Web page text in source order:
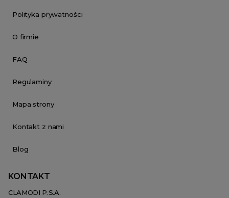
Polityka prywatności
O firmie
FAQ
Regulaminy
Mapa strony
Kontakt z nami
Blog
KONTAKT
CLAMODI P.S.A.